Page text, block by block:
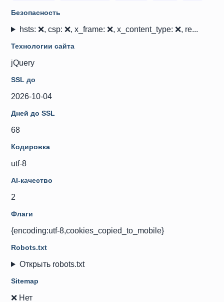
Безопасность
hsts: ❌, csp: ❌, x_frame: ❌, x_content_type: ❌, re...
Технологии сайта
jQuery
SSL до
2026-10-04
Дней до SSL
68
Кодировка
utf-8
AI-качество
2
Флаги
{encoding:utf-8,cookies_copied_to_mobile}
Robots.txt
Открыть robots.txt
Sitemap
❌ Нет